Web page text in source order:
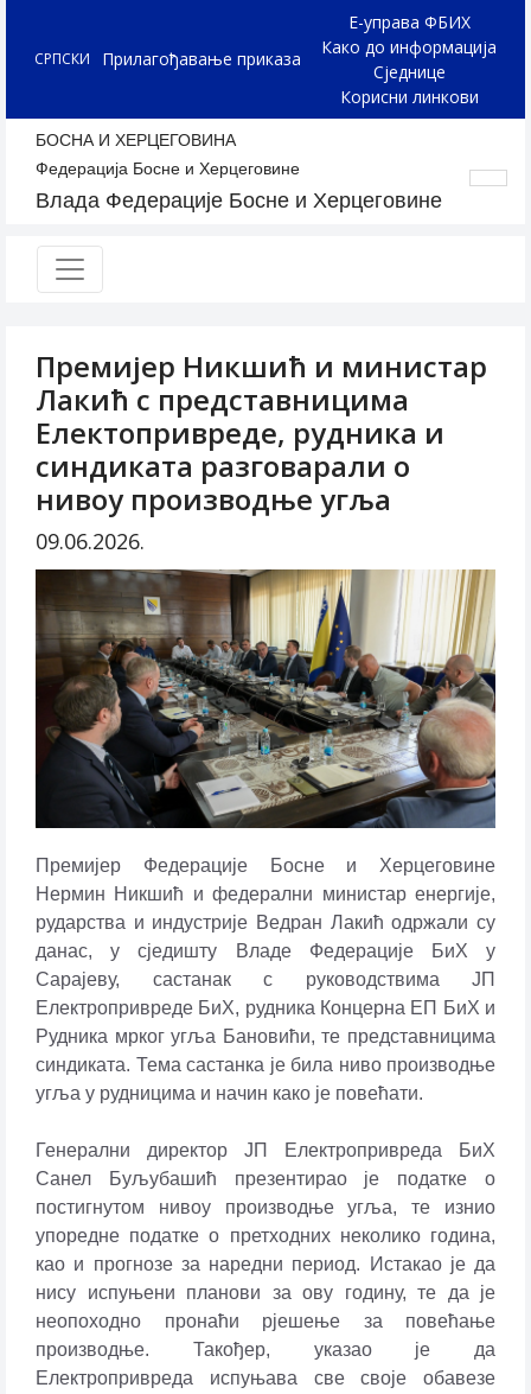
СРПСКИ Прилагођавање приказа
Е-управа ФБИХ
Како до информација
Сједнице
Корисни линкови
БОСНА И ХЕРЦЕГОВИНА
Федерација Босне и Херцеговине
Влада Федерације Босне и Херцеговине
Премијер Никшић и министар
Лакић с представницима
Електопривреде, рудника и
синдиката разговарали о
нивоу производње угља
09.06.2026.
Премијер Федерације Босне и Херцеговине
Нермин Никшић и федерални министар енергије,
рударства и индустрије Ведран Лакић одржали су
данас, у сједишту Владе Федерације БиХ у
Сарајеву, састанак с руководствима ЈП
Електропривреде БиХ, рудника Концерна ЕП БиХ и
Рудника мрког угља Бановићи, те представницима
синдиката. Тема састанка је била ниво производње
угља у рудницима и начин како је повећати.
Генерални директор ЈП Електропривреда БиХ
Санел Буљубашић презентирао је податке о
постигнутом нивоу производње угља, те изнио
упоредне податке о претходних неколико година,
као и прогнозе за наредни период. Истакао је да
нису испуњени планови за ову годину, те да је
неопоходно пронаћи рјешење за повећање
производње. Такођер, указао је да
Електропривреда испуњава све своје обавезе